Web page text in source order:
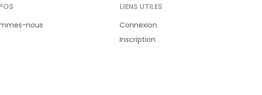
nous
LIENS UTILES
Connexion
Inscription